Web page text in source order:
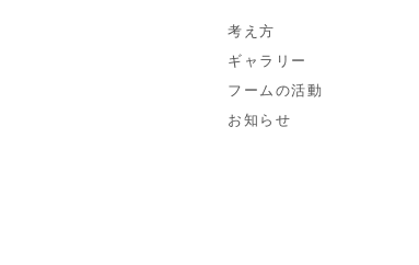
考え方
ギャラリー
フームの活動
お知らせ